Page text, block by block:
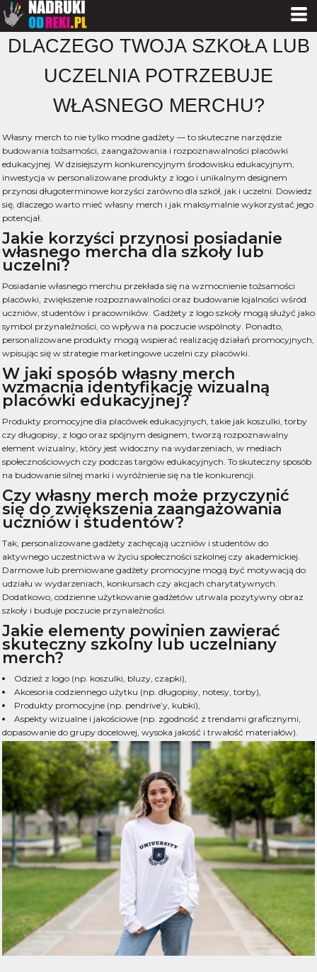
DLACZEGO TWOJA SZKOŁA LUB
UCZELNIA POTRZEBUJE
WŁASNEGO MERCHU?
Własny merch to nie tylko modne gadżety — to skuteczne narzędzie
budowania tożsamości, zaangażowania i rozpoznawalności placówki
edukacyjnej. W dzisiejszym konkurencyjnym środowisku edukacyjnym,
inwestycja w personalizowane produkty z logo i unikalnym designem
przynosi długoterminowe korzyści zarówno dla szkół, jak i uczelni. Dowiedz
się, dlaczego warto mieć własny merch i jak maksymalnie wykorzystać jego
potencjał.
Jakie korzyści przynosi posiadanie
własnego mercha dla szkoły lub
uczelni?
Posiadanie własnego merchu przekłada się na wzmocnienie tożsamości
placówki, zwiększenie rozpoznawalności oraz budowanie lojalności wśród
uczniów, studentów i pracowników. Gadżety z logo szkoły mogą służyć jako
symbol przynależności, co wpływa na poczucie wspólnoty. Ponadto,
personalizowane produkty mogą wspierać realizację działań promocyjnych,
wpisując się w strategie marketingowe uczelni czy placówki.
W jaki sposób własny merch
wzmacnia identyfikację wizualną
placówki edukacyjnej?
Produkty promocyjne dla placówek edukacyjnych, takie jak koszulki, torby
czy długopisy, z logo oraz spójnym designem, tworzą rozpoznawalny
element wizualny, który jest widoczny na wydarzeniach, w mediach
społecznościowych czy podczas targów edukacyjnych. To skuteczny sposób
na budowanie silnej marki i wyróżnienie się na tle konkurencji.
Czy własny merch może przyczynić
się do zwiększenia zaangażowania
uczniów i studentów?
Tak, personalizowane gadżety zachęcają uczniów i studentów do
aktywnego uczestnictwa w życiu społeczności szkolnej czy akademickiej.
Darmowe lub premiowane gadżety promocyjne mogą być motywacją do
udziału w wydarzeniach, konkursach czy akcjach charytatywnych.
Dodatkowo, codzienne użytkowanie gadżetów utrwala pozytywny obraz
szkoły i buduje poczucie przynależności.
Jakie elementy powinien zawierać
skuteczny szkolny lub uczelniany
merch?
Odzież z logo (np. koszulki, bluzy, czapki),
Akcesoria codziennego użytku (np. długopisy, notesy, torby),
Produkty promocyjne (np. pendrive’y, kubki),
Aspekty wizualne i jakościowe (np. zgodność z trendami graficznymi,
dopasowanie do grupy docelowej, wysoka jakość i trwałość materiałów).